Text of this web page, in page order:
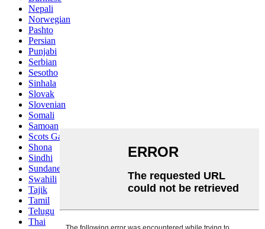
Nepali
Norwegian
Pashto
Persian
Punjabi
Serbian
Sesotho
Sinhala
Slovak
Slovenian
Somali
Samoan
Scots Gaelic
Shona
Sindhi
Sundanese
Swahili
Tajik
Tamil
Telugu
Thai